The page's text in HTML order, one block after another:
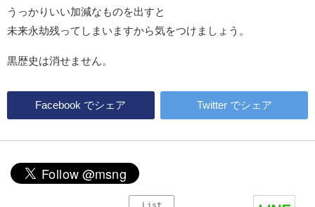
うっかりいい加減なものを出すと
未来永劫残ってしまいますから気をつけましょう。
黒歴史は消せません。
Facebook でシェア Twitterでシェア